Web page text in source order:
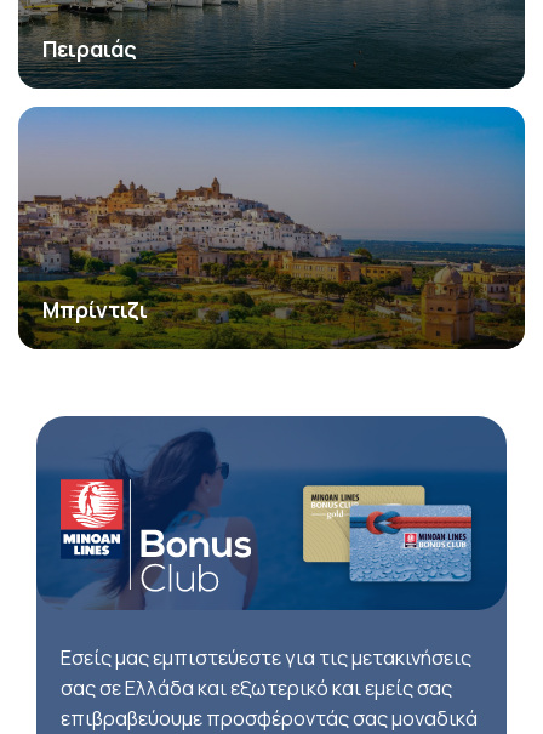
Πειραιάς
Μπρίντιζι
Εσείς μας εμπιστεύεστε για τις μετακινήσεις
σας σε Ελλάδα και εξωτερικό και εμείς σας
επιβραβεύουμε προσφέροντάς σας μοναδικά